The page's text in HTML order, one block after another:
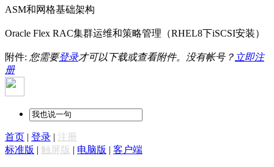
ASM和网格基础架构
Oracle Flex RAC集群运维和策略管理（RHEL8下iSCSI安装）
附件: 您需要登录才可以下载或查看附件。没有帐号？ 立即注
册
首页 | 登录 | 注册
标准版 | 触屏版 | 电脑版 | 客户端